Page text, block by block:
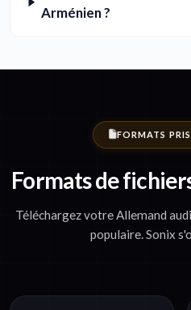
Arménien ?
FORMATS
Formats de
Téléchargez votre Allemand
populaire. Sonix